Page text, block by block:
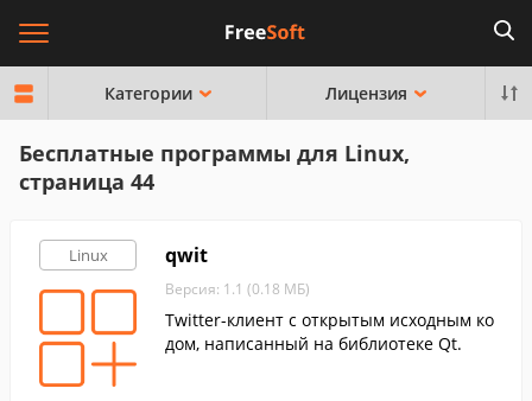
Категории Лицензия
Бесплатные программы для Linux,
страница 44
Linux qwit
Версия: 1.1 (0.18 МБ)
Twitter-клиент с открытым исходным ко
дом, написанный на библиотеке Qt.